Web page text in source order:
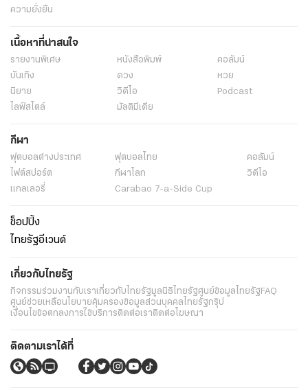
ความยั่งยืน
เนื้อหาที่น่าสนใจ
รายงานพิเศษ หนังสือพิมพ์
คอลัมน์
บันเทิง
ดวง
หวย
นิยาย
วิดีโอ
Podcast
ไลฟ์สไตล์
มัลติมีเดีย
กีฬา
ฟุตบอลต่่างประเทศ ฟุตบอลไทย
คอลัมน์
ไฟต์สปอร์ต
กีฬาโลก
วิดีโอ
แกลเลอรี่
Carabao 7-a-Side Cup
ช็อปปิ้ง
ไทยรัฐอีเวนต์
เกี่ยวกับไทยรัฐ
กิจกรรมร่วมงานกับเราเกี่ยวกับไทยรัฐมูลนิธิไทยรัฐศูนย์ข้อมูลไทยรัฐFAQ
ศูนย์ช่วยเหลือนโยบายคุ้มครองข้อมูลส่วนบุคคลไทยรัฐกรุ๊ป
เงื่อนไขข้อตกลงการใช้บริการติดต่อเราติดต่อโฆษณา
ติดตามเราได้ที่